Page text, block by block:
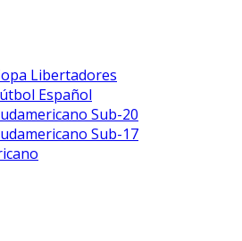
Libertadores
Español
Sub-20
Sub-17